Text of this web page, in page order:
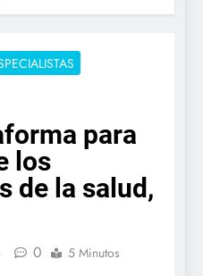
para
los
de la salud,
0 5 Minutos